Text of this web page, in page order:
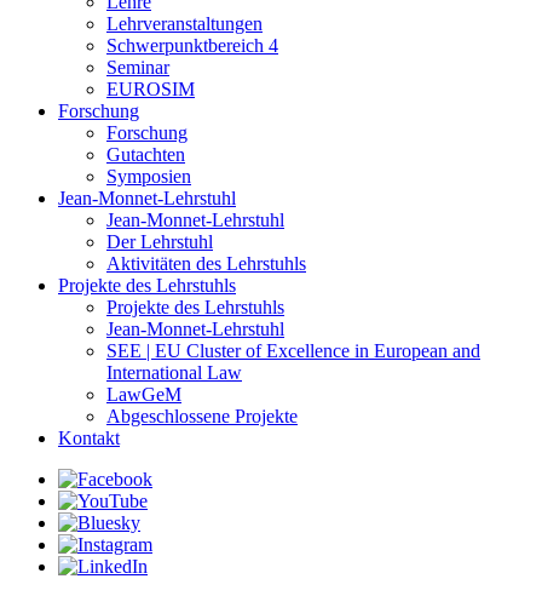
Lehrveranstaltungen
Schwerpunktbereich 4
Seminar
EUROSIM
Forschung
Forschung
Gutachten
Symposien
Jean-Monnet-Lehrstuhl
Jean-Monnet-Lehrstuhl
Der Lehrstuhl
Aktivitäten des Lehrstuhls
Projekte des Lehrstuhls
Projekte des Lehrstuhls
Jean-Monnet-Lehrstuhl
SEE | EU Cluster of Excellence in European and
International Law
LawGeM
Abgeschlossene Projekte
Kontakt